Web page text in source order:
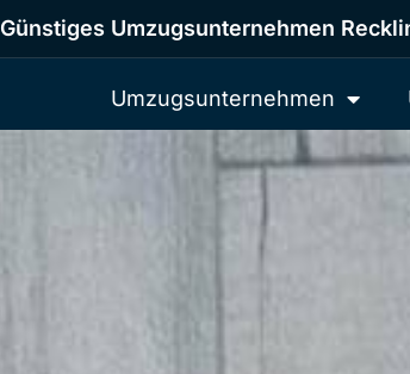
Günstiges Umzugsunternehmen
Umzugsunternehmen